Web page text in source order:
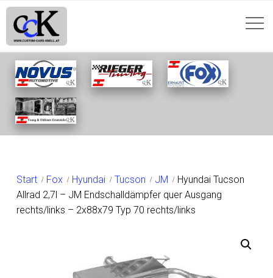
SHOP
Start Fox Hyundai Tucson JM
Hyundai Tucson
Allrad 2,7l – JM Endschalldämpfer quer Ausgang
rechts/links – 2x88x79 Typ 70 rechts/links